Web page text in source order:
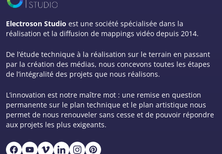
Electroson Studio est une société spécialisée dans la
réalisation et la diffusion de mappings vidéo depuis 2014.
De l’étude technique à la réalisation sur le terrain en passant
par la création des médias, nous concevons toutes les étapes
de l’intégralité des projets que nous réalisons.
L’innovation est notre maître mot : une remise en question
permanente sur le plan technique et le plan artistique nous
permet de nous renouveler sans cesse et de pouvoir répondre
aux projets les plus exigeants.